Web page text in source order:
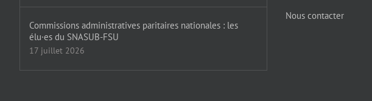
Commissions administratives paritaires nationales : les
élu·es du SNASUB-FSU
17 juillet 2026
Nous contacter